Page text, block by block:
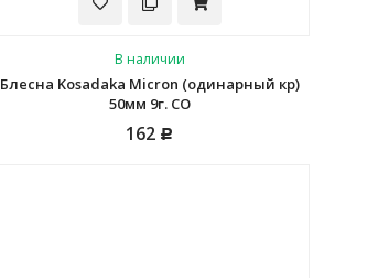
В наличии
Блесна Kosadaka Micron (одинарный кр)
50мм 9г. CO
162 Р